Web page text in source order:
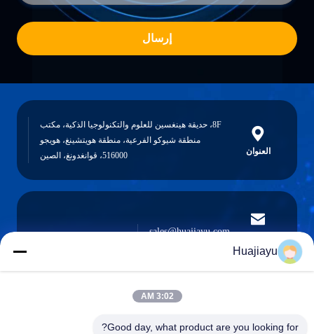
إرسال
العنوان
8F، حديقة هينغسين للعلوم والتكنولوجيا الذكية، مكتب
منطقة شيوكو الفرعية، منطقة هويتشينغ، هويجو
516000، قوانغدونغ، الصين
الإلكتروني
sales@huajiayu.com
الهاتف
Huajiayu
3:02 AM
Good day, what product are you looking for?